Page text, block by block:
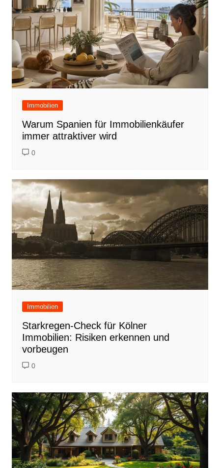
Immobilien
Warum Spanien für Immobilienkäufer
immer attraktiver wird
0
Immobilien
Starkregen-Check für Kölner
Immobilien: Risiken erkennen und
vorbeugen
0